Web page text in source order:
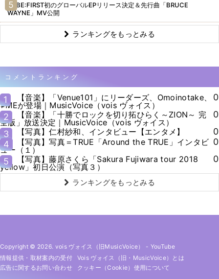
BE:FIRST初のグローバルEPリリース決定＆先行曲「BRUCE
WAYNE」MV公開
ランキングをもっとみる
コメントランキング
1
【音楽】「Venue101」にリーダーズ、Omoinotake、
≠MEが登場｜MusicVoice（vois ヴォイス）
0
2
【音楽】「十勝でロックを切り拓ひらく～ZION～ 完
全版」放送決定｜MusicVoice（vois ヴォイス）
0
3
【写真】仁村紗和、インタビュー【エンタメ】
0
4
【写真】写真＝TRUE「Around the TRUE」インタビ
ュー（１）
0
5
【写真】藤原さくら「Sakura Fujiwara tour 2018
yellow」初日公演（写真３）
0
ランキングをもっとみる
Copyright © 2026. vois ヴォイス（旧MusicVoice） - YouTube
情報提供・取材案内の受付
Vois ヴォイス（旧・MusicVoice）とは
広告に関するお問い合わせ
クッキー（cookie）使用について